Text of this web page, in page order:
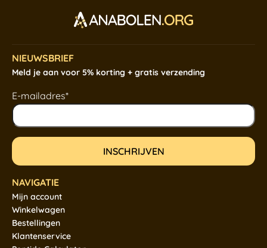
NIEUWSBRIEF
Meld je aan voor 5% korting + gratis verzending
E-mailadres*
NAVIGATIE
Mijn account
Winkelwagen
Bestellingen
Klantenservice